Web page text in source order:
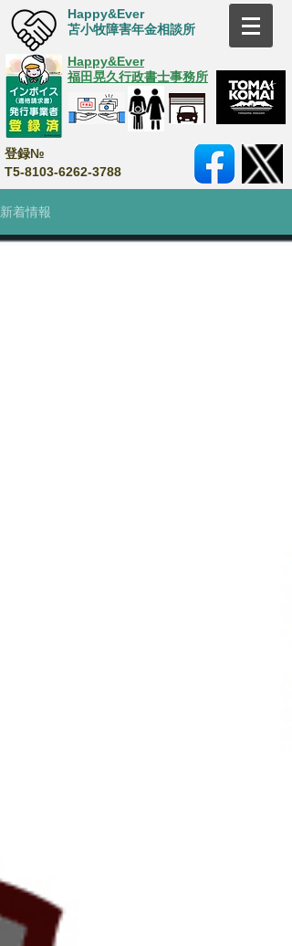
Happy&Ever
苫小牧障害年金相談所
Happy&Ever
福田晃久行政書士事務所
登録№
T5-8103-6262-3788
新着情報